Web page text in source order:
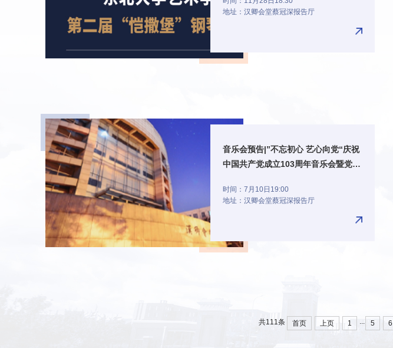
地址：汉卿会堂蔡冠深报告厅
音乐会预告|”不忘初心 艺心向党“庆祝
中国共产党成立103周年音乐会暨党纪
时间：7月10日19:00
地址：汉卿会堂蔡冠深报告厅
共111条 首页 上页 1 ... 5 6